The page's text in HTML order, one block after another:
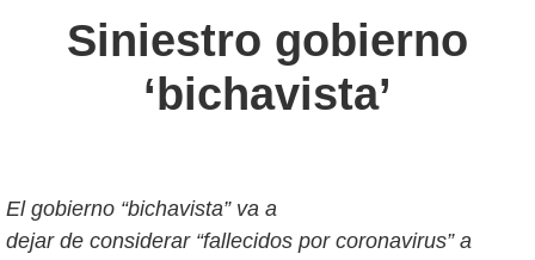
Siniestro gobierno
‘bichavista’
El gobierno “bichavista” va a
dejar de considerar “fallecidos por coronavirus” a